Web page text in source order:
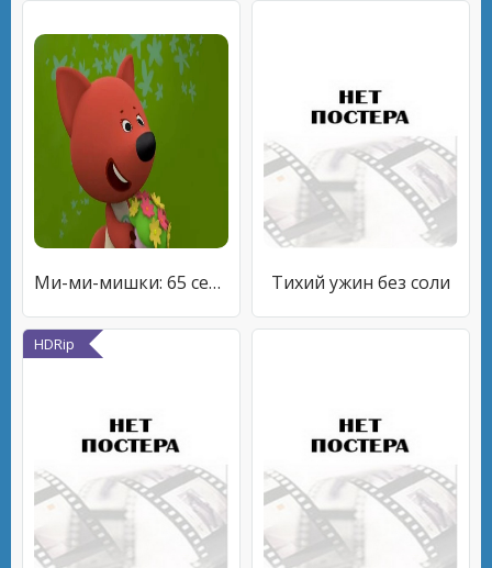
Ми-ми-мишки: 65 серия - 5 минут назад Тихий ужин без соли
HDRip